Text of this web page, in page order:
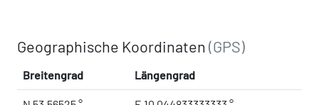
Geographische Koordinaten(GPS)
Breitengrad Längengrad